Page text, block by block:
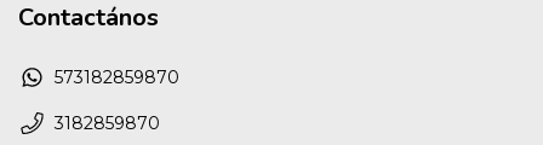
Contactános
573182859870
3182859870